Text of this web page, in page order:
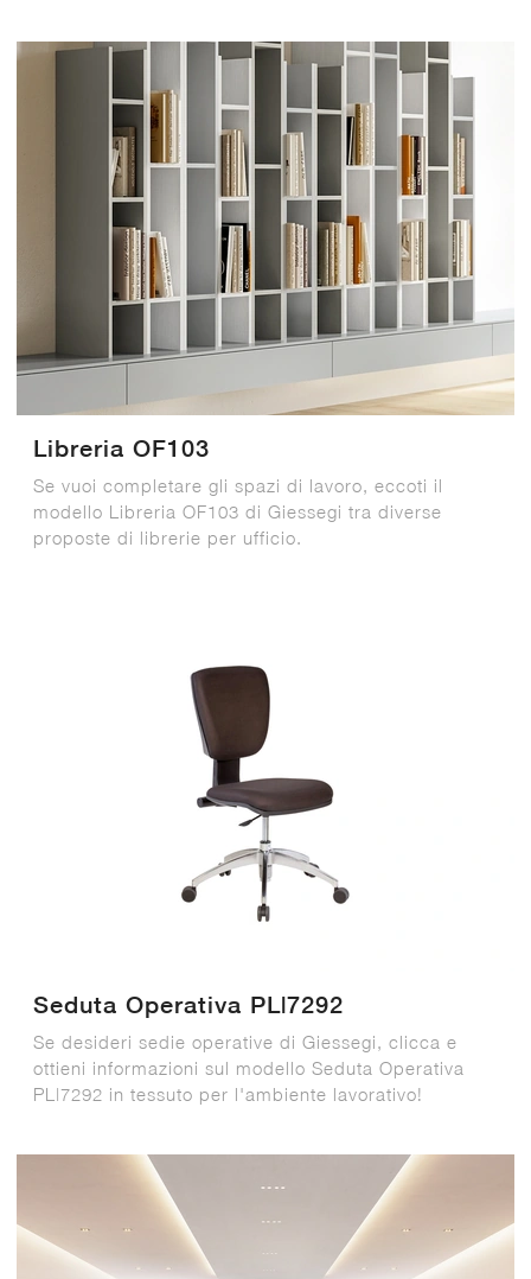
Libreria OF103
Se vuoi completare gli spazi di lavoro, eccoti il
modello Libreria OF103 di Giessegi tra diverse
proposte di librerie per ufficio.
Seduta Operativa PL|7292
Se desideri sedie operative di Giessegi, clicca e
ottieni informazioni sul modello Seduta Operativa
PL|7292 in tessuto per l'ambiente lavorativo!